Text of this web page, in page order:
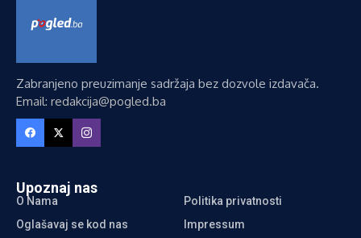
Zabranjeno preuzimanje sadržaja bez dozvole izdavača.
Email: redakcija@pogled.ba
Upoznaj nas
O Nama
Politika privatnosti
Oglašavaj se kod nas
Impressum